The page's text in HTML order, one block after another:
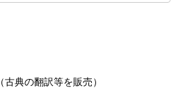
（古典の翻訳等を販売）